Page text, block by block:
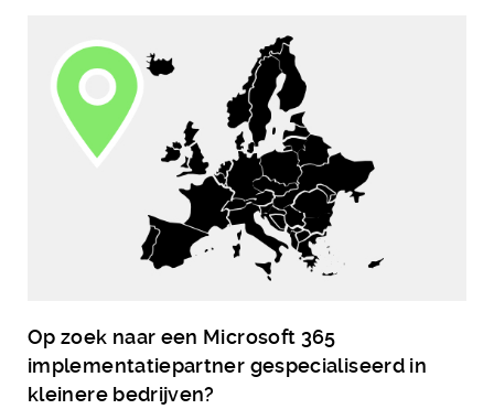
Op zoek naar een Microsoft 365
implementatiepartner gespecialiseerd in
kleinere bedrijven?